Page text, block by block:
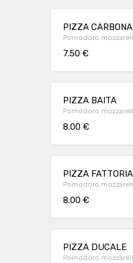
PIZZA
Pomodoro
7.50 €
PIZZA BAITA
Pomodoro
8.00 €
PIZZA FATTORIA
Pomodoro
8.00 €
PIZZA DUCALE
Pomodoro